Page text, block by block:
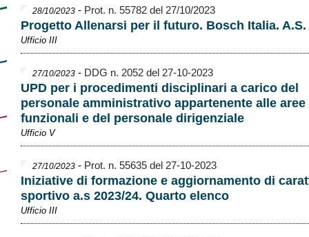
28/10/2023 - Prot. n. 55782 del 27/10/2023
Progetto Allenarsi per il futuro. Bosch Italia. A.S.
Ufficio III
27/10/2023 - DDG n. 2052 del 27-10-2023
UPD per i procedimenti disciplinari a carico del
personale amministrativo appartenente alle aree
funzionali e del personale dirigenziale
Ufficio V
27/10/2023 - Prot. n. 55635 del 27-10-2023
Iniziative di formazione e aggiornamento di
sportivo a.s 2023/24. Quarto elenco
Ufficio III